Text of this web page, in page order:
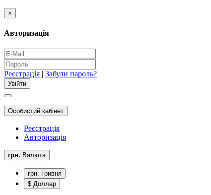
×
Авторизація
Реєстрація | Забули пароль?
Особистий кабінет
Реєстрація
Авторизація
грн. Валюта
грн. Гривня
$ Доллар